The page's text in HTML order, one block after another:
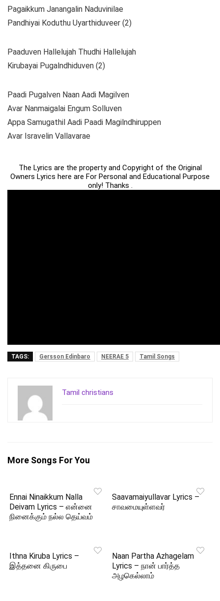
Pagaikkum Janangalin Naduvinilae
Pandhiyai Koduthu Uyarthiduveer (2)
Paaduven Hallelujah Thudhi Hallelujah
Kirubayai Pugalndhiduven (2)
Paadi Pugalven Naan Aadi Magilven
Avar Nanmaigalai Engum Solluven
Appa Samugathil Aadi Paadi Magilndhiruppen
Avar Isravelin Vallavarae
The Lyrics are the property and Copyright of the Original
Owners Lyrics here are For Personal and Educational Purpose
only! Thanks .
TAGS: Gersson Edinbaro NEERAE 5 Tamil Songs
Tamil christians
More Songs For You
Ennai Ninaikkum Nalla
Deivam Lyrics – என்னை
நினைக்கும் நல்ல தெய்வம்
Saavamaiyullavar Lyrics –
சாவமையுள்ளவர்
Ithna Kiruba Lyrics –
இத்தனை கிருபை
Naan Partha Azhagelam
Lyrics – நான் பார்த்த
அழகெல்லாம்